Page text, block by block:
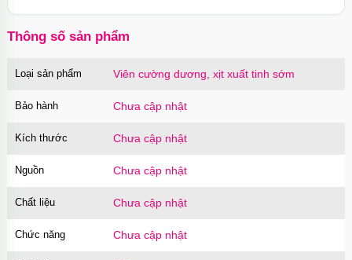
Thông số sản phẩm
Loại sản phẩm Viên cường dương, xịt xuất tinh sớm
Bảo hành Chưa cập nhật
Kích thước Chưa cập nhật
Nguồn Chưa cập nhật
Chất liệu Chưa cập nhật
Chức năng Chưa cập nhật